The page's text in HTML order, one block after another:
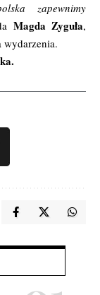
zapewnimy
Magda Zyguła,
wydarzenia.
.